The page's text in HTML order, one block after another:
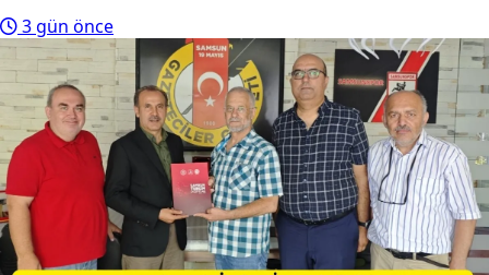
3 gün önce